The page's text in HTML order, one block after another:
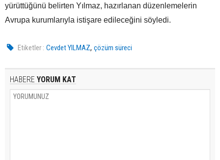
yürüttüğünü belirten Yılmaz, hazırlanan düzenlemelerin
Avrupa kurumlarıyla istişare edileceğini söyledi.
Etiketler : Cevdet YILMAZ,çözüm süreci
HABERE YORUM KAT